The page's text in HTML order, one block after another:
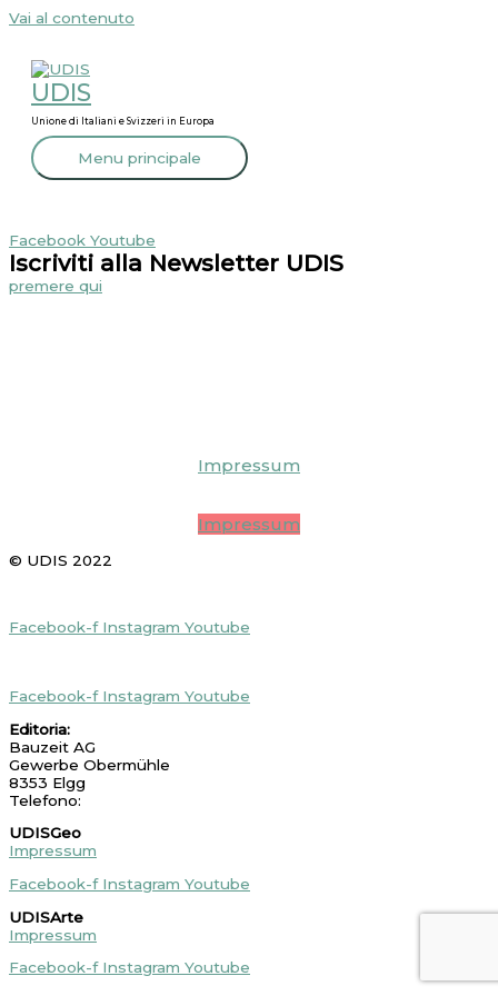
Vai al contenuto
UDIS
Unione di Italiani e Svizzeri in Europa
Menu principale
Facebook Youtube
Iscriviti alla Newsletter UDIS
premere qui
Impressum
Impressum
© UDIS 2022
Facebook-f Instagram Youtube
Facebook-f Instagram Youtube
Editoria:
Bauzeit AG
Gewerbe Obermühle
8353 Elgg
Telefono:
UDISGeo
Impressum
Facebook-f Instagram Youtube
UDISArte
Impressum
Facebook-f Instagram Youtube